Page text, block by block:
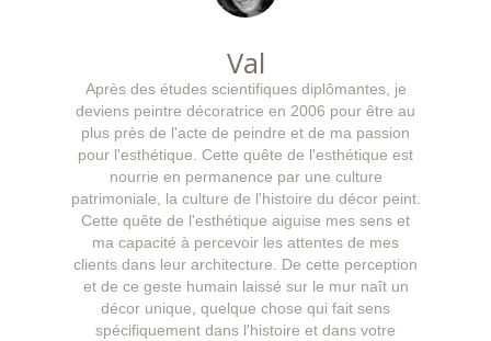
Val
Après des études scientifiques diplômantes, je
deviens peintre décoratrice en 2006 pour être au
plus près de l'acte de peindre et de ma passion
pour l'esthétique. Cette quête de l'esthétique est
nourrie en permanence par une culture
patrimoniale, la culture de l'histoire du décor peint.
Cette quête de l'esthétique aiguise mes sens et
ma capacité à percevoir les attentes de mes
clients dans leur architecture. De cette perception
et de ce geste humain laissé sur le mur naît un
décor unique, quelque chose qui fait sens
spécifiquement dans l'histoire et dans votre